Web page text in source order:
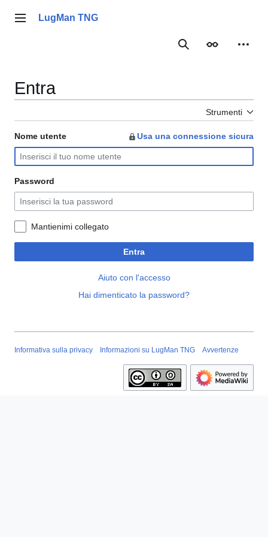
Menu principale
LugMan TNG
RicercaAspetto
Entra
Strumenti
Nome utente Usa una connessione sicura
Password
Mantienimi collegato
Entra
Aiuto con l'accesso
Hai dimenticato la password?
Informativa sulla privacy Informazioni su LugMan TNG Avvertenze